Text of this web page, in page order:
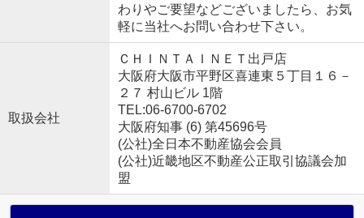
わりやご要望などございましたら、お気
軽に当社へお問い合わせ下さい。
取扱会社
ＣＨＩＮＴＡＩＮＥＴ出戸店
大阪府大阪市平野区喜連東５丁目１６－
２７ 村山ビル 1階
TEL:06-6700-6702
大阪府知事 (6) 第45696号
(公社)全日本不動産協会会員
(公社)近畿地区不動産公正取引協議会加
盟